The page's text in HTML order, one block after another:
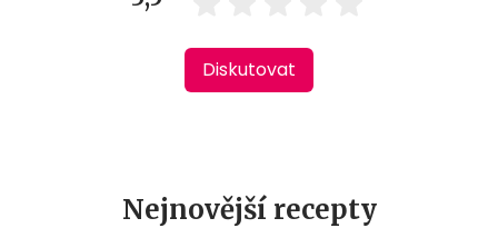
Diskutovat
Nejnovější recepty